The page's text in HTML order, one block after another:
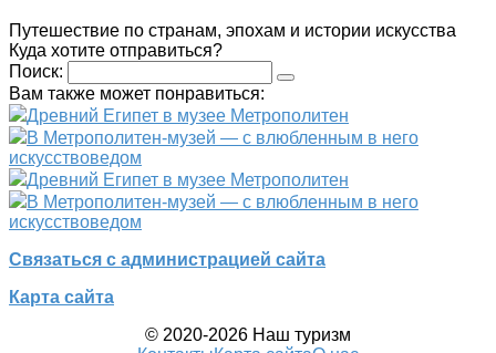
Путешествие по странам, эпохам и истории искусства
Куда хотите отправиться?
Поиск:
Вам также может понравиться:
Древний Египет в музее Метрополитен
В Метрополитен-музей — с влюбленным в него
искусствоведом
Древний Египет в музее Метрополитен
В Метрополитен-музей — с влюбленным в него
искусствоведом
Связаться с администрацией сайта
Карта сайта
© 2020-2026 Наш туризм